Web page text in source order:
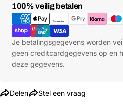
100% veilig betalen
Betaalmethoden
Je betalingsgegevens worden
geen creditcardgegevens op en
deze gegevens.
Delen Stel een vraag